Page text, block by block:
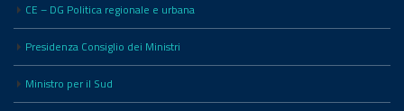
CE – DG Politica regionale e urbana
Presidenza Consiglio dei Ministri
Ministro per il Sud